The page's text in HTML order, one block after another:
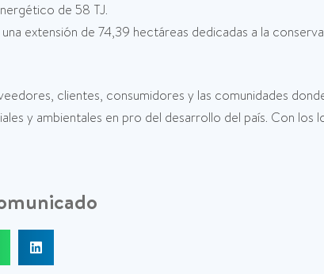
de 58 TJ.
extensión de 74,39 hectáreas dedicadas a la
clientes, consumidores y las comunidades
y ambientales en pro del desarrollo del país. Con los